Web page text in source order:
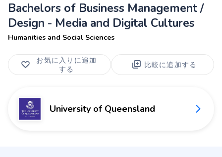
Bachelors of Business Management /
Design - Media and Digital Cultures
Humanities and Social Sciences
お気に入りに追加
する
比較に追加する
University of Queensland